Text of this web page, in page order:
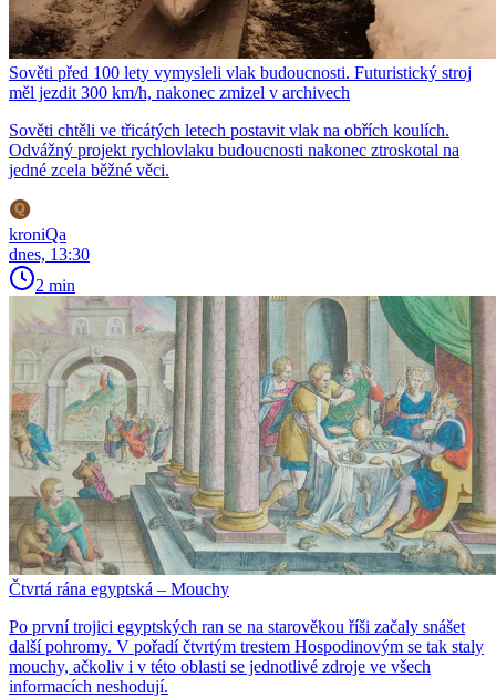
Sověti před 100 lety vymysleli vlak budoucnosti. Futuristický stroj
měl jezdit 300 km/h, nakonec zmizel v archivech
Sověti chtěli ve třicátých letech postavit vlak na obřích koulích.
Odvážný projekt rychlovlaku budoucnosti nakonec ztroskotal na
jedné zcela běžné věci.
kroniQa
dnes, 13:30
2 min
Čtvrtá rána egyptská – Mouchy
Po první trojici egyptských ran se na starověkou říši začaly snášet
další pohromy. V pořadí čtvrtým trestem Hospodinovým se tak staly
mouchy, ačkoliv i v této oblasti se jednotlivé zdroje ve všech
informacích neshodují.